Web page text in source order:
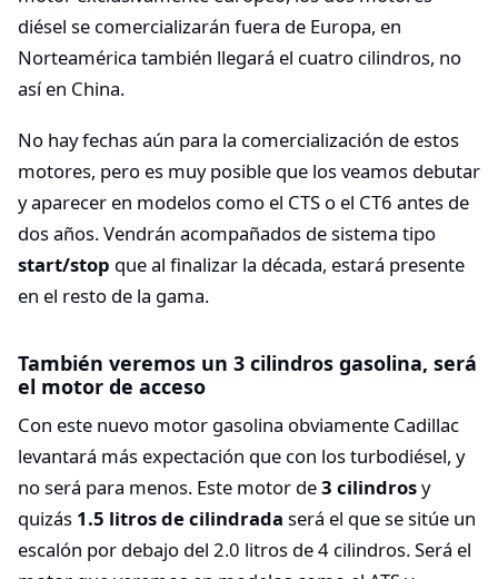
diésel se comercializarán fuera de Europa, en
Norteamérica también llegará el cuatro cilindros, no
así en China.
No hay fechas aún para la comercialización de estos
motores, pero es muy posible que los veamos debutar
y aparecer en modelos como el CTS o el CT6 antes de
dos años. Vendrán acompañados de sistema tipo
start/stop que al finalizar la década, estará presente
en el resto de la gama.
También veremos un 3 cilindros gasolina, será
el motor de acceso
Con este nuevo motor gasolina obviamente Cadillac
levantará más expectación que con los turbodiésel, y
no será para menos. Este motor de3 cilindrosy
quizás 1.5 litros de cilindrada será el que se sitúe un
escalón por debajo del 2.0 litros de 4 cilindros. Será el